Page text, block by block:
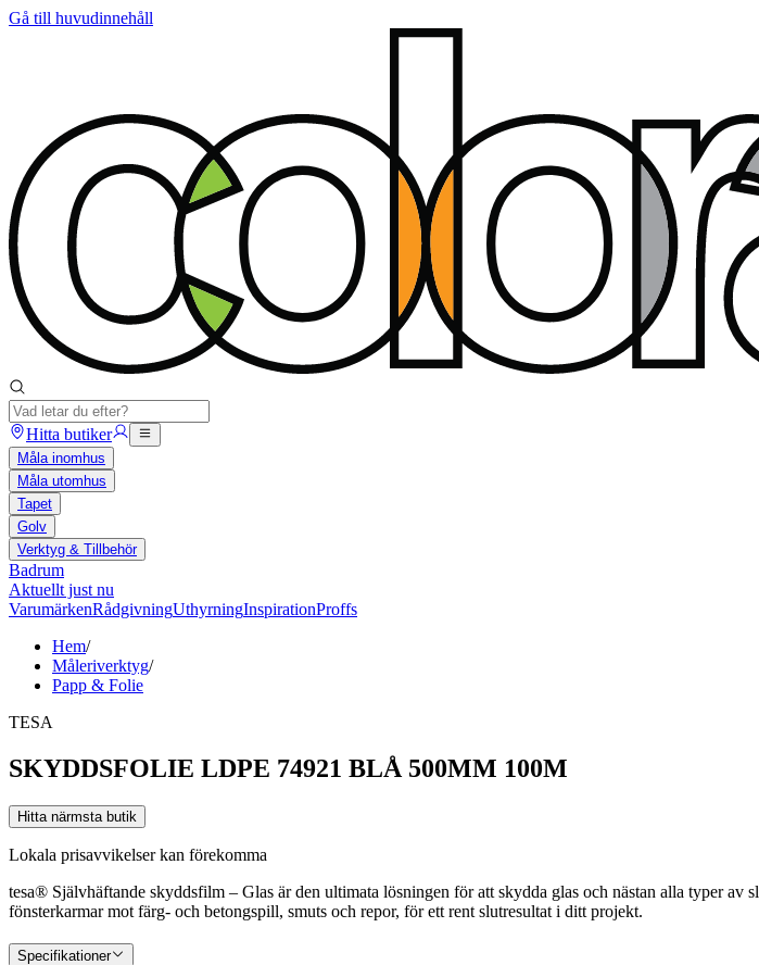
Gå till huvudinnehåll
Hitta butiker
Måla inomhus
Måla utomhus
Tapet
Golv
Verktyg & Tillbehör
Badrum
Aktuellt just nu
VarumärkenRådgivningUthyrningInspirationProffs
Hem/
Måleriverktyg/
Papp & Folie
TESA
SKYDDSFOLIE LDPE 74921 BLÅ 500MM 100M
Hitta närmsta butik
Lokala prisavvikelser kan förekomma
tesa® Självhäftande skyddsfilm – Glas är den ultimata lösningen för att skydda glas och nästan alla typer
fönsterkarmar mot färg- och betongspill, smuts och repor, för ett rent slutresultat i ditt projekt.
Specifikationer